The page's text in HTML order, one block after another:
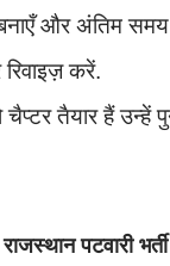
और अंतिम
करें.
तैयार हैं उन्हें
पटवारी भर्ती